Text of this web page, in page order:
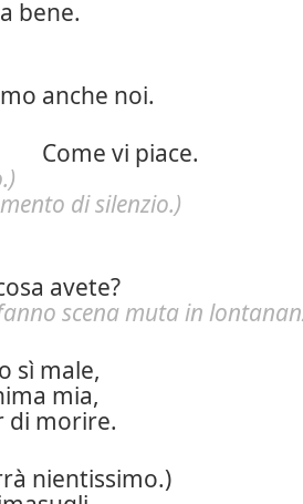
bene.
anche noi.
Come vi piace.
di silenzio.)
avete?
scena muta in
sì male,
mia,
di morire.
nientissimo.)